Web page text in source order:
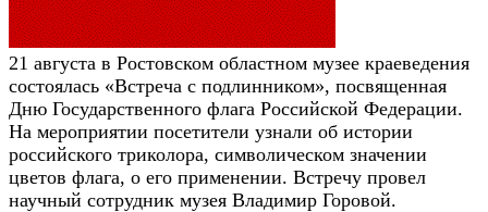
21 августа в Ростовском областном музее краеведения
состоялась «Встреча с подлинником», посвященная
Дню Государственного флага Российской Федерации.
На мероприятии посетители узнали об истории
российского триколора, символическом значении
цветов флага, о его применении. Встречу провел
научный сотрудник музея Владимир Горовой.